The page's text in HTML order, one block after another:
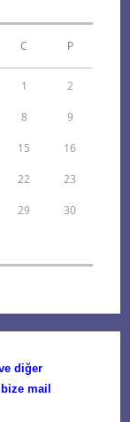
C P
1 2
8 9
15 16
22 23
29 30
diğer
mail